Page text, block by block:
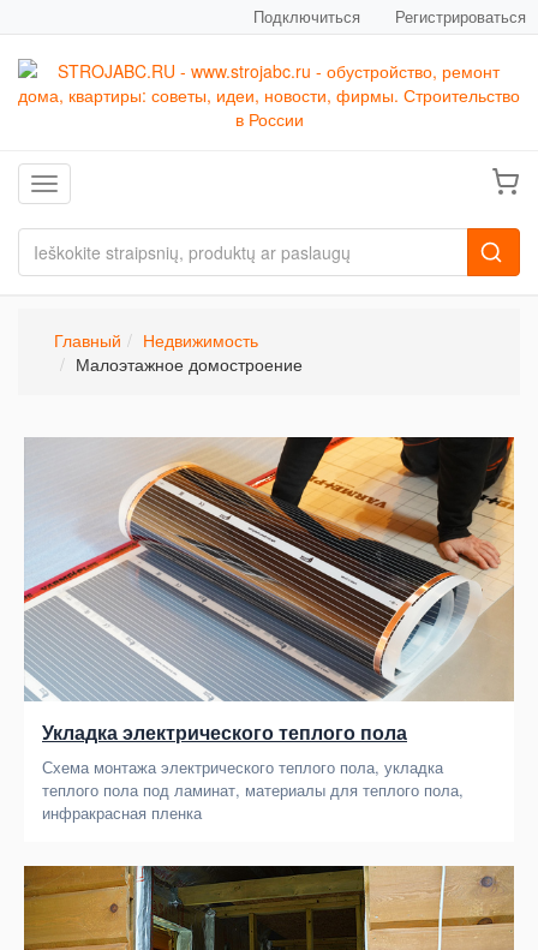
Подключиться Регистрироваться
Toggle navigation
Главный
Недвижимость
Малоэтажное домостроение
Укладка электрического теплого пола
Схема монтажа электрического теплого пола, укладка
теплого пола под ламинат, материалы для теплого пола,
инфракрасная пленка